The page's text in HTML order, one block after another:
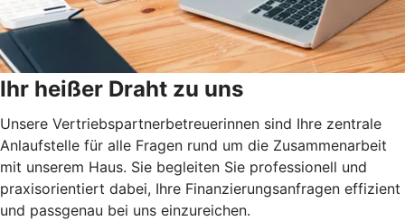
Ihr heißer Draht zu uns
Unsere Vertriebspartnerbetreuerinnen sind Ihre zentrale
Anlaufstelle für alle Fragen rund um die Zusammenarbeit
mit unserem Haus. Sie begleiten Sie professionell und
praxisorientiert dabei, Ihre Finanzierungsanfragen effizient
und passgenau bei uns einzureichen.